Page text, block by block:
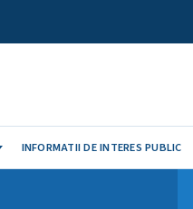
INFORMATII DE INTERES PUBLIC